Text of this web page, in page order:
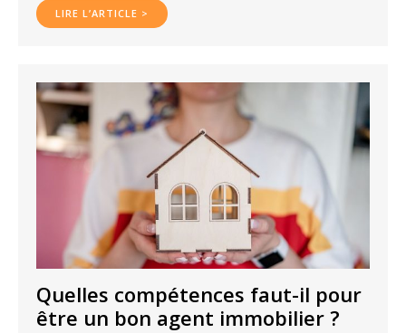
LIRE L’ARTICLE >
Quelles compétences faut-il pour
être un bon agent immobilier ?